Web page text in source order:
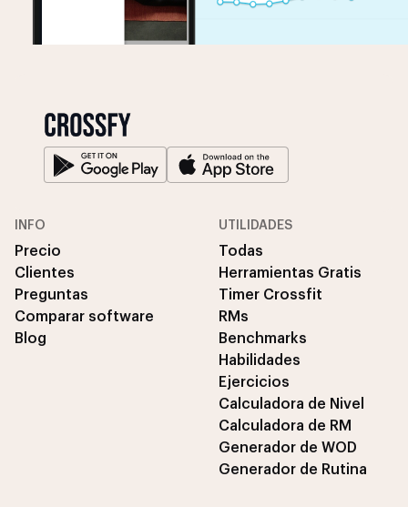
INFO
Precio
Clientes
Preguntas
Comparar software
Blog
UTILIDADES
Todas
Herramientas Gratis
Timer Crossfit
RMs
Benchmarks
Habilidades
Ejercicios
Calculadora de Nivel
Calculadora de RM
Generador de WOD
Generador de Rutina